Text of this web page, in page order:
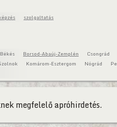
szolgaltatás
Békés Borsod-Abaúj-Zemplén
Csongrád
Komárom-Esztergom Nógrád
megfelelő apróhirdetés.